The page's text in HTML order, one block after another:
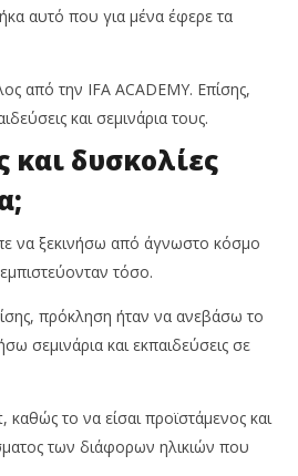
αυτό που για μένα έφερε τα
από την IFA ACADEMY. Επίσης,
και σεμινάρια τους.
και δυσκολίες
να ξεκινήσω από άγνωστο κόσμο
τόσο.
πρόκληση ήταν να ανεβάσω το
και εκπαιδεύσεις σε
το να είσαι προϊστάμενος και
των διάφορων ηλικιών που